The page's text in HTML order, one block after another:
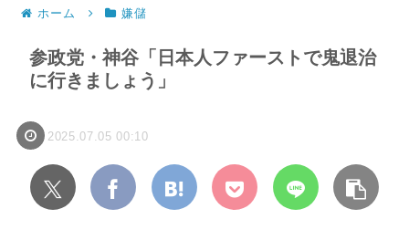
ホーム 嫌儲
参政党・神谷「日本人ファーストで鬼退治
に行きましょう」
2025.07.05 00:10